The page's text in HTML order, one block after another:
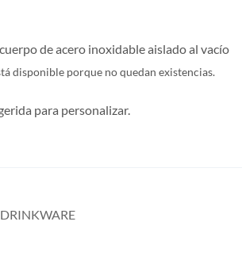
de acero inoxidable aislado al vacío
disponible porque no quedan existencias.
para personalizar.
DRINKWARE